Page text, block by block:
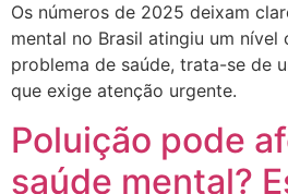
Os números de 2025 deixam
mental no Brasil atingiu um
problema de saúde, trata-se de
que exige atenção urgente.
Poluição pode
saúde mental?